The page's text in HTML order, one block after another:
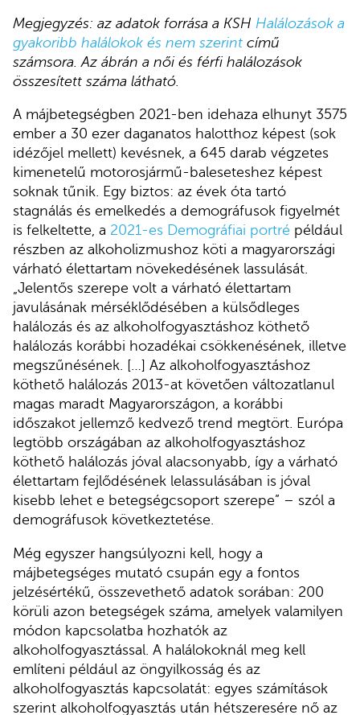
Megjegyzés: az adatok forrása a KSH Halálozások a
gyakoribb halálokok és nem szerint című
számsora. Az ábrán a női és férfi halálozások
összesített száma látható.
A májbetegségben 2021-ben idehaza elhunyt 3575
ember a 30 ezer daganatos halotthoz képest (sok
idézőjel mellett) kevésnek, a 645 darab végzetes
kimenetelű motorosjármű-baleseteshez képest
soknak tűnik. Egy biztos: az évek óta tartó
stagnálás és emelkedés a demográfusok figyelmét
is felkeltette, a 2021-es Demográfiai portré például
részben az alkoholizmushoz köti a magyarországi
várható élettartam növekedésének lassulását.
„Jelentős szerepe volt a várható élettartam
javulásának mérséklődésében a külsődleges
halálozás és az alkoholfogyasztáshoz köthető
halálozás korábbi hozadékai csökkenésének, illetve
megszűnésének. […] Az alkoholfogyasztáshoz
köthető halálozás 2013-at követően változatlanul
magas maradt Magyarországon, a korábbi
időszakot jellemző kedvező trend megtört. Európa
legtöbb országában az alkoholfogyasztáshoz
köthető halálozás jóval alacsonyabb, így a várható
élettartam fejlődésének lelassulásában is jóval
kisebb lehet e betegségcsoport szerepe” – szól a
demográfusok következtetése.
Még egyszer hangsúlyozni kell, hogy a
májbetegséges mutató csupán egy a fontos
jelzésértékű, összevethető adatok sorában: 200
körüli azon betegségek száma, amelyek valamilyen
módon kapcsolatba hozhatók az
alkoholfogyasztással. A halálokoknál meg kell
említeni például az öngyilkosság és az
alkoholfogyasztás kapcsolatát: egyes számítások
szerint alkoholfogyasztás után hétszeresére nő az